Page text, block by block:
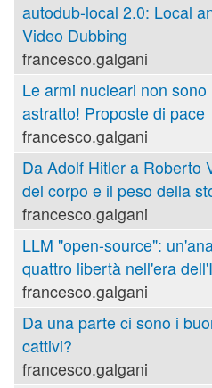
autodub-local 2.0: Local
Video Dubbing
francesco.galgani
Le armi nucleari non
astratto! Proposte di pace
francesco.galgani
Da Adolf Hitler a Roberto
del corpo e il peso della
francesco.galgani
LLM "open-source":
quattro libertà nell'era
francesco.galgani
Da una parte ci sono i
cattivi?
francesco.galgani